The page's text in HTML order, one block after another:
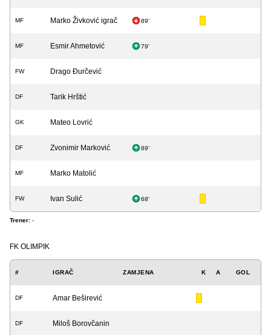
MF Marko Živković igrač 89'
MF Esmir Ahmetović 79'
FW Drago Đurčević
DF Tarik Hrštić
GK Mateo Lovrić
DF Zvonimir Marković 89'
MF Marko Matolić
FW Ivan Sulić 68'
Trener: -
FK OLIMPIK
# IGRAČ ZAMJENA K A GOL
DF Amar Beširević
DF Miloš Borovčanin